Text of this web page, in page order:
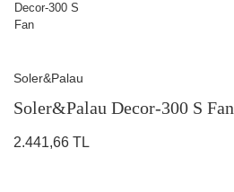
Soler&Palau
Soler&Palau Decor-300 S Fan
2.441,66 TL